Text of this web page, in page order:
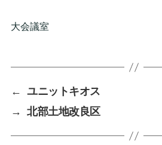
大会議室
←
ユニットキオス
→
北部土地改良区